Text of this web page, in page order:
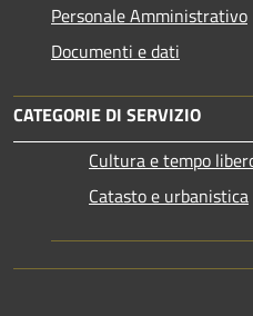
Personale Amministrativo
Documenti e dati
CATEGORIE DI SERVIZIO
Cultura e tempo
Catasto e urbanistica